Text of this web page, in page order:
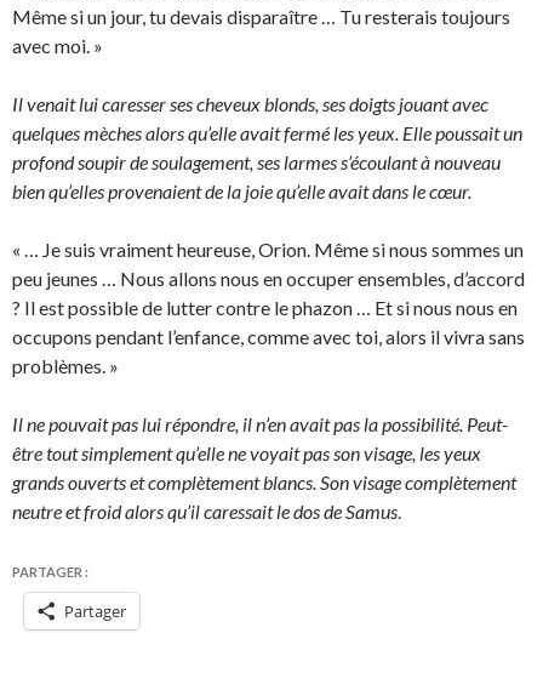
Même si un jour, tu devais disparaître … Tu resterais toujours
avec moi. »
Il venait lui caresser ses cheveux blonds, ses doigts jouant avec
quelques mèches alors qu’elle avait fermé les yeux. Elle poussait un
profond soupir de soulagement, ses larmes s’écoulant à nouveau
bien qu’elles provenaient de la joie qu’elle avait dans le cœur.
« … Je suis vraiment heureuse, Orion. Même si nous sommes un
peu jeunes … Nous allons nous en occuper ensembles, d’accord
? Il est possible de lutter contre le phazon … Et si nous nous en
occupons pendant l’enfance, comme avec toi, alors il vivra sans
problèmes. »
Il ne pouvait pas lui répondre, il n’en avait pas la possibilité. Peut-
être tout simplement qu’elle ne voyait pas son visage, les yeux
grands ouverts et complètement blancs. Son visage complètement
neutre et froid alors qu’il caressait le dos de Samus.
PARTAGER :
Partager